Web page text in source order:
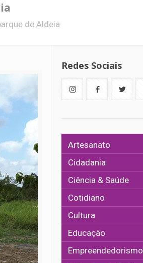
de Aldeia
Redes Sociais
Artesanato
Cidadania
Ciência & Saúde
Cotidiano
Cultura
Educação
Empreendedorismo